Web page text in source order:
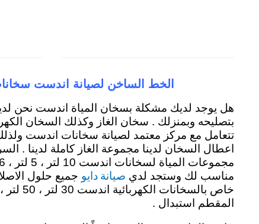
الخط الساخن لصيانة اندست
هل يوجد لديك مشكلة بسخان المياة اندست نحن
بتصليحه وبمنزلك . سخان الغاز وكذلك السخان
تتعامل مع مركز معتمد لصيانة سخانات اندست
اعطال السخان لدينا مجموعة الغاز كاملة لدينا .
مناسب لك وستجد لدي صيانة دايو جميع حلول
المقطم استبدال .